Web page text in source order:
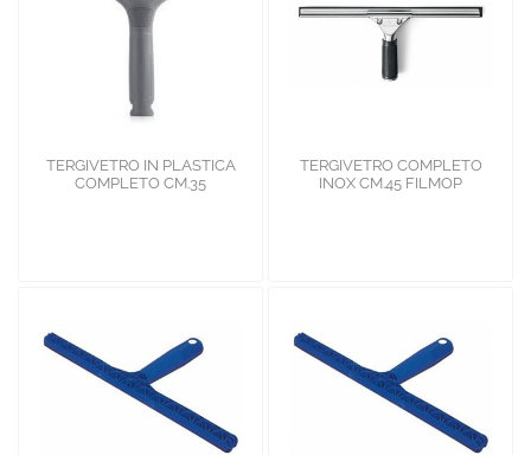
TERGIVETRO IN PLASTICA
COMPLETO CM.35
TERGIVETRO COMPLETO
INOX CM.45 FILMOP